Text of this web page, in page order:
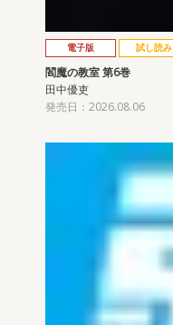
電子版 試し読み
閻魔の教室 第6巻
田中優吏
発売日：2026.08.06